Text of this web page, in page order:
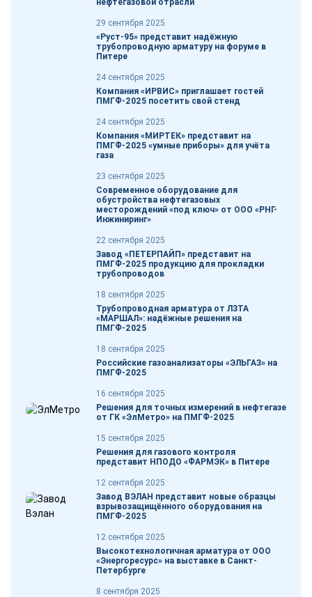
нефтегазовой отрасли
29 сентября 2025
«Руст-95» представит надёжную
трубопроводную арматуру на форуме в
Питере
24 сентября 2025
Компания «ИРВИС» приглашает гостей
ПМГФ-2025 посетить свой стенд
24 сентября 2025
Компания «МИРТЕК» представит на
ПМГФ-2025 «умные приборы» для учёта
газа
23 сентября 2025
Современное оборудование для
обустройства нефтегазовых
месторождений «под ключ» от ООО «РНГ-
Инжиниринг»
22 сентября 2025
Завод «ПЕТЕРПАЙП» представит на
ПМГФ-2025 продукцию для прокладки
трубопроводов
18 сентября 2025
Трубопроводная арматура от ЛЗТА
«МАРШАЛ»: надёжные решения на
ПМГФ-2025
18 сентября 2025
Российские газоанализаторы «ЭЛЬГАЗ» на
ПМГФ-2025
16 сентября 2025
Решения для точных измерений в нефтегазе
от ГК «ЭлМетро» на ПМГФ-2025
15 сентября 2025
Решения для газового контроля
представит НПОДО «ФАРМЭК» в Питере
12 сентября 2025
Завод ВЭЛАН представит новые образцы
взрывозащищённого оборудования на
ПМГФ-2025
12 сентября 2025
Высокотехнологичная арматура от ООО
«Энергоресурс» на выставке в Санкт-
Петербурге
8 сентября 2025